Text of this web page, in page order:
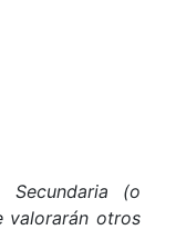
(o
valorarán otros